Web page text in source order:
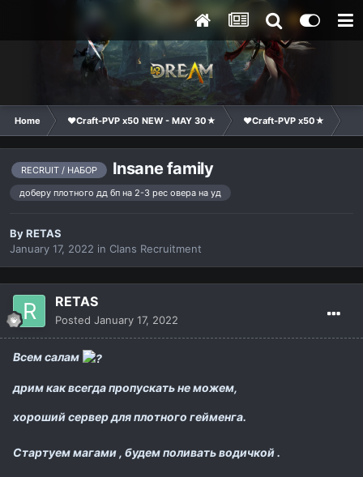
Home ❤Craft-PVP x50 NEW - MAY 30★ ❤Craft-PVP x50★
RECRUIT / НАБОР Insane family
доберу плотного дд бп на 2-3 рес овера на уд
ByRETAS
January 17, 2022 in Clans Recruitment
RETAS
Posted January 17, 2022
Всем салам
дрим как всегда пропускать не можем,
хороший сервер для плотного гейменга.
Стартуем магами , будем поливать водичкой .